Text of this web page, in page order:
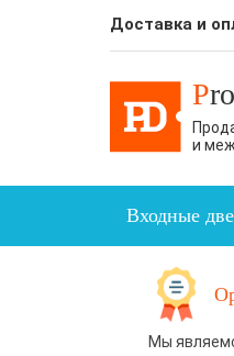
Доставка и
P
и
Входные
Мы